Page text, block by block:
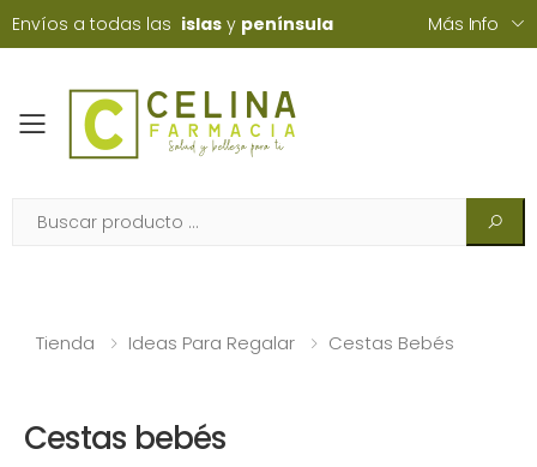
Envíos a todas las islas y península Más Info
Toggle mobile menu
Tienda Ideas Para Regalar Cestas Bebés
Cestas bebés